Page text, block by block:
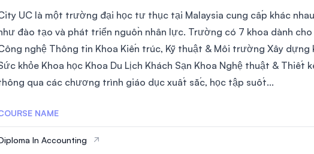
UC là một trường đại học tư thục tại Malaysia cung cấp khác
đào tạo và phát triển nguồn nhân lực. Trường có 7 khoa dành cho
nghệ Thông tin Khoa Kiến trúc, Kỹ thuật & Môi trường Xây
khỏe Khoa học Khoa Du Lịch Khách Sạn Khoa Nghệ thuật &
qua các chương trình giáo dục xuất sắc, học tập suốt...
NAME
In Accounting